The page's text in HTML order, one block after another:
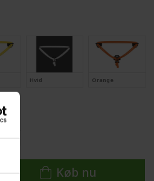
Hvid Orange
Køb nu